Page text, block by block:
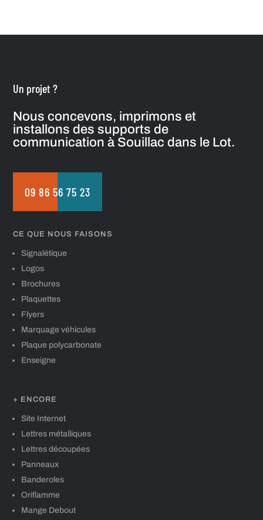
Un projet ?
Nous concevons, imprimons et
installons des supports de
communication à Souillac dans le Lot.
09 86 56 75 23
CE QUE NOUS FAISONS
Signalétique
Logos
Brochures
Plaquettes
Flyers
Marquage véhicules
Plaque polycarbonate
Enseigne
+ ENCORE
Site Internet
Lettres métalliques
Lettres découpées
Panneaux
Banderoles
Oriflamme
Mange Debout